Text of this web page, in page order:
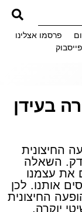
פרסמו אצלינו
פייסבוק
בעידן
החיצונית
השאלה
את עצמנו
אותנו. לכן
החיצונית
יוקרה.